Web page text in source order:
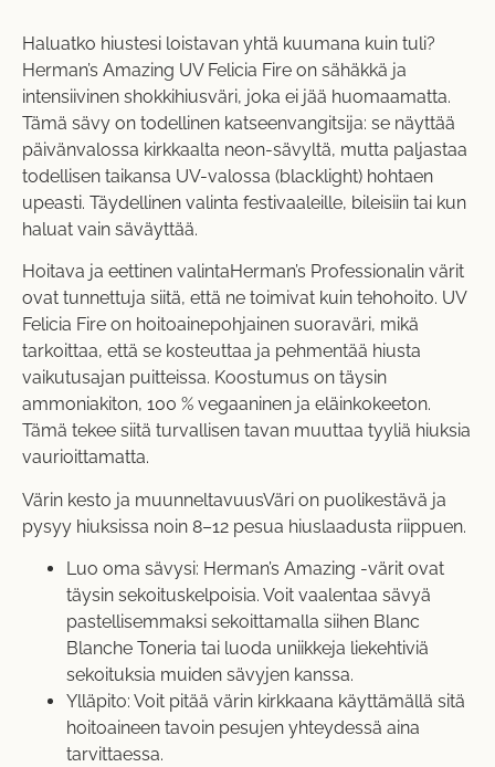
Haluatko hiustesi loistavan yhtä kuumana kuin tuli?
Herman’s Amazing UV Felicia Fire on sähäkkä ja
intensiivinen shokkihiusväri, joka ei jää huomaamatta.
Tämä sävy on todellinen katseenvangitsija: se näyttää
päivänvalossa kirkkaalta neon-sävyltä, mutta paljastaa
todellisen taikansa UV-valossa (blacklight) hohtaen
upeasti. Täydellinen valinta festivaaleille, bileisiin tai kun
haluat vain säväyttää.
Hoitava ja eettinen valintaHerman’s Professionalin värit
ovat tunnettuja siitä, että ne toimivat kuin tehohoito. UV
Felicia Fire on hoitoainepohjainen suoraväri, mikä
tarkoittaa, että se kosteuttaa ja pehmentää hiusta
vaikutusajan puitteissa. Koostumus on täysin
ammoniakiton, 100 % vegaaninen ja eläinkokeeton.
Tämä tekee siitä turvallisen tavan muuttaa tyyliä hiuksia
vaurioittamatta.
Värin kesto ja muunneltavuusVäri on puolikestävä ja
pysyy hiuksissa noin 8–12 pesua hiuslaadusta riippuen.
Luo oma sävysi: Herman’s Amazing -värit ovat
täysin sekoituskelpoisia. Voit vaalentaa sävyä
pastellisemmaksi sekoittamalla siihen Blanc
Blanche Toneria tai luoda uniikkeja liekehtiviä
sekoituksia muiden sävyjen kanssa.
Ylläpito: Voit pitää värin kirkkaana käyttämällä sitä
hoitoaineen tavoin pesujen yhteydessä aina
tarvittaessa.